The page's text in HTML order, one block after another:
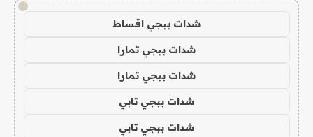
!
شدات ببجي اقساط
شدات ببجي تمارا
شدات ببجي تمارا
شدات ببجي تابي
شدات ببجي تابي